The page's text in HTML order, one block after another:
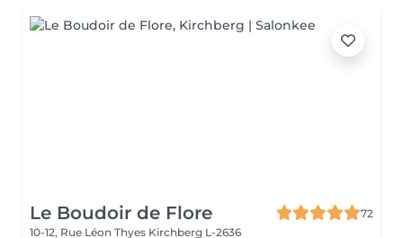
Le Boudoir de Flore
72
10-12, Rue Léon Thyes Kirchberg L-2636